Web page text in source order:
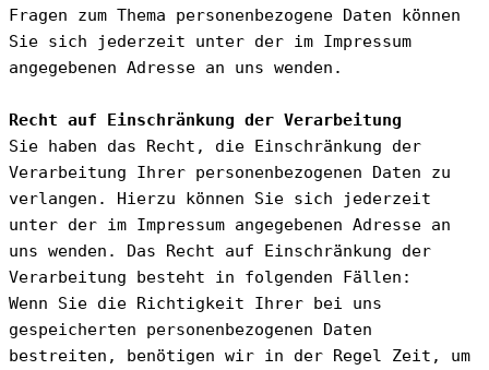
Fragen zum Thema personenbezogene Daten können
Sie sich jederzeit unter der im Impressum
angegebenen Adresse an uns wenden.
Recht auf Einschränkung der Verarbeitung
Sie haben das Recht, die Einschränkung der
Verarbeitung Ihrer personenbezogenen Daten zu
verlangen. Hierzu können Sie sich jederzeit
unter der im Impressum angegebenen Adresse an
uns wenden. Das Recht auf Einschränkung der
Verarbeitung besteht in folgenden Fällen:
Wenn Sie die Richtigkeit Ihrer bei uns
gespeicherten personenbezogenen Daten
bestreiten, benötigen wir in der Regel Zeit, um